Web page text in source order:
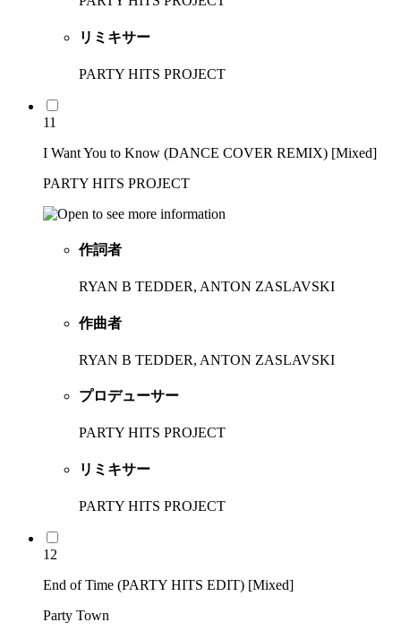
リミキサー
PARTY HITS PROJECT
11
I Want You to Know (DANCE COVER REMIX) [Mixed]
PARTY HITS PROJECT
作詞者
RYAN B TEDDER, ANTON ZASLAVSKI
作曲者
RYAN B TEDDER, ANTON ZASLAVSKI
プロデューサー
PARTY HITS PROJECT
リミキサー
PARTY HITS PROJECT
12
End of Time (PARTY HITS EDIT) [Mixed]
Party Town